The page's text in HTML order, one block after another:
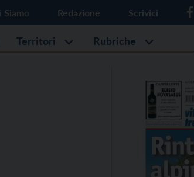
Siamo Redazione Scrivici
Territori Rubriche